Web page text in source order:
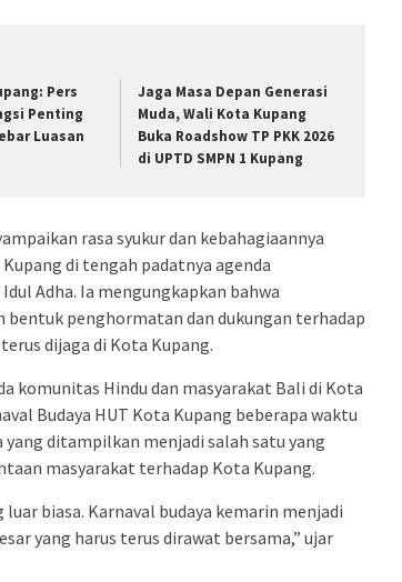
Pers
Penting
Luasan
Jaga Masa Depan Generasi
Muda, Wali Kota Kupang
Buka Roadshow TP PKK 2026
di UPTD SMPN 1 Kupang
rasa syukur dan kebahagiaannya
di tengah padatnya agenda
Adha. Ia mengungkapkan bahwa
bentuk penghormatan dan dukungan terhadap
dijaga di Kota Kupang.
komunitas Hindu dan masyarakat Bali di Kota
Budaya HUT Kota Kupang beberapa waktu
ditampilkan menjadi salah satu yang
masyarakat terhadap Kota Kupang.
biasa. Karnaval budaya kemarin menjadi
yang harus terus dirawat bersama,” ujar